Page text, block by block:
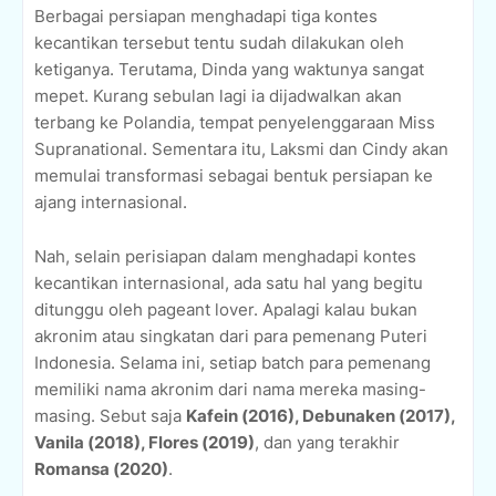
Berbagai persiapan menghadapi tiga kontes
kecantikan tersebut tentu sudah dilakukan oleh
ketiganya. Terutama, Dinda yang waktunya sangat
mepet. Kurang sebulan lagi ia dijadwalkan akan
terbang ke Polandia, tempat penyelenggaraan Miss
Supranational. Sementara itu, Laksmi dan Cindy akan
memulai transformasi sebagai bentuk persiapan ke
ajang internasional.
Nah, selain perisiapan dalam menghadapi kontes
kecantikan internasional, ada satu hal yang begitu
ditunggu oleh pageant lover. Apalagi kalau bukan
akronim atau singkatan dari para pemenang Puteri
Indonesia. Selama ini, setiap batch para pemenang
memiliki nama akronim dari nama mereka masing-
masing. Sebut saja Kafein (2016), Debunaken (2017),
Vanila (2018), Flores (2019), dan yang terakhir
Romansa (2020).